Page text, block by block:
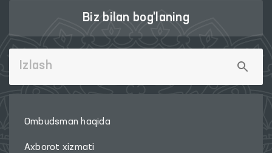
Biz bilan bog'laning
Ombudsman haqida
Axborot xizmati